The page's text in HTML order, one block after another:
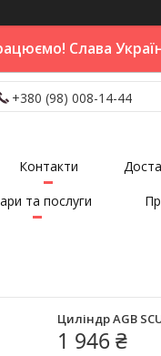
Слава
+380 (98) 008-14-44
Контакти
та послуги
Циліндр AGB
1 946 ₴